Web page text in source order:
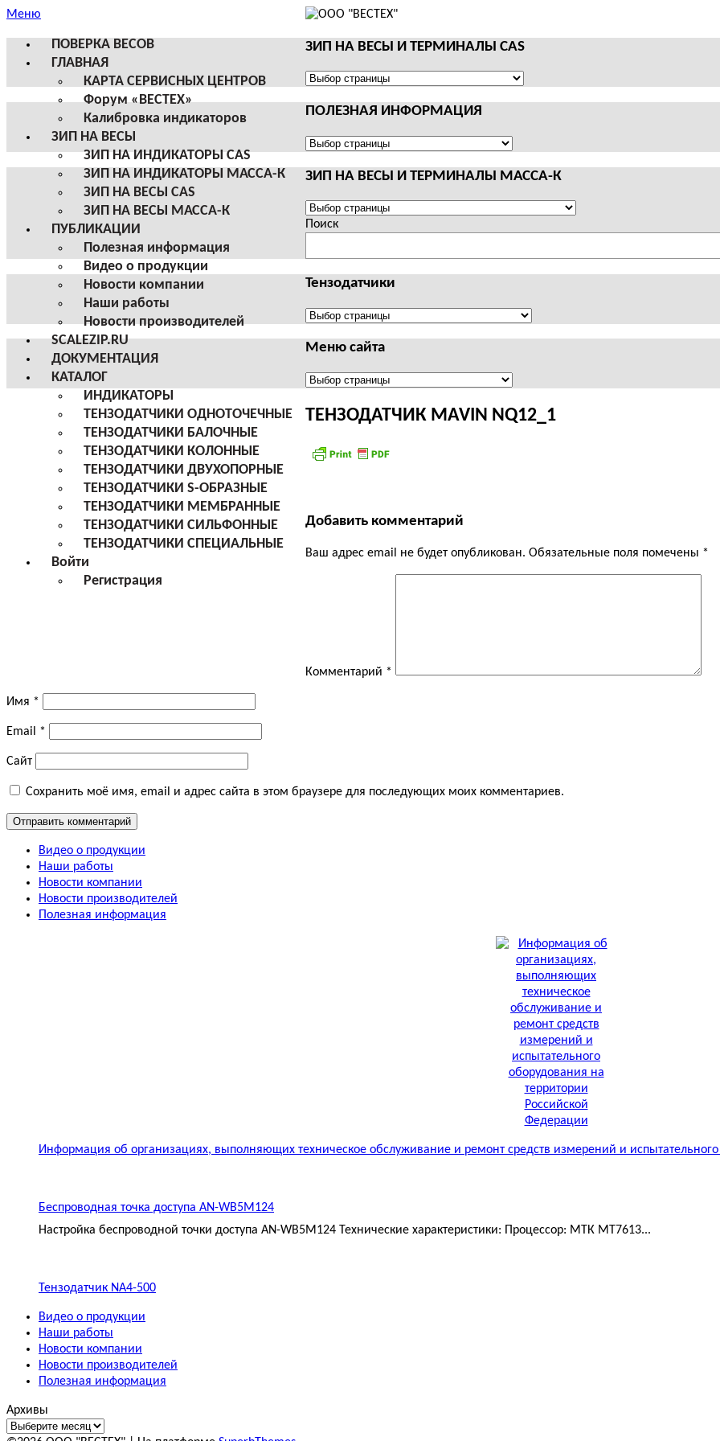
Меню
ПОВЕРКА ВЕСОВ
ГЛАВНАЯ
КАРТА СЕРВИСНЫХ ЦЕНТРОВ
Форум «ВЕСТЕХ»
Калибровка индикаторов
ЗИП НА ВЕСЫ
ЗИП НА ИНДИКАТОРЫ CAS
ЗИП НА ИНДИКАТОРЫ МАССА-К
ЗИП НА ВЕСЫ CAS
ЗИП НА ВЕСЫ МАССА-К
ПУБЛИКАЦИИ
Полезная информация
Видео о продукции
Новости компании
Наши работы
Новости производителей
SCALEZIP.RU
ДОКУМЕНТАЦИЯ
КАТАЛОГ
ИНДИКАТОРЫ
ТЕНЗОДАТЧИКИ ОДНОТОЧЕЧНЫЕ
ТЕНЗОДАТЧИКИ БАЛОЧНЫЕ
ТЕНЗОДАТЧИКИ КОЛОННЫЕ
ТЕНЗОДАТЧИКИ ДВУХОПОРНЫЕ
ТЕНЗОДАТЧИКИ S-ОБРАЗНЫЕ
ТЕНЗОДАТЧИКИ МЕМБРАННЫЕ
ТЕНЗОДАТЧИКИ СИЛЬФОННЫЕ
ТЕНЗОДАТЧИКИ СПЕЦИАЛЬНЫЕ
Войти
Регистрация
ЗИП НА ВЕСЫ И ТЕРМИНАЛЫ CAS
ЗИП
ВЕСЫ
ТЕРМИНАЛЫ
ПОЛЕЗНАЯ ИНФОРМАЦИЯ
ПОЛЕЗНАЯ
ЗИП НА ВЕСЫ И ТЕРМИНАЛЫ МАССА-К
ЗИП
НА
И
ТЕРМИНАЛЫ
МАССА-
Поиск
Тензодатчики
Тензодатчики
Меню сайта
Меню
ТЕНЗОДАТЧИК MAVIN NQ12_1
Добавить комментарий
Ваш адрес email не будет опубликован. Обязательные поля помечены *
Комментарий *
Имя *
Email *
Сайт
Сохранить моё имя, email и адрес сайта в этом браузере для последующих моих комментариев.
Видео о продукции
Наши работы
Новости компании
Новости производителей
Полезная информация
Информация об организациях, выполняющих техническое обслуживание и ремонт средств измерений и
Беспроводная точка доступа AN-WB5M124
Настройка беспроводной точки доступа AN-WB5M124 Технические характеристики: Процессор: МТК MT7613...
Тензодатчик NA4-500
Видео о продукции
Наши работы
Новости компании
Новости производителей
Полезная информация
Архивы